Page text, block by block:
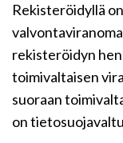
Rekisteröidyllä
rekisteröidyn
toimivaltaisen
suoraan
on